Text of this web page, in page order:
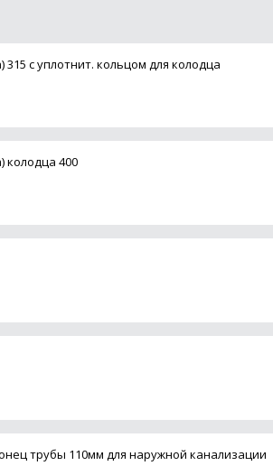
с уплотнит. кольцом для колодца
колодца 400
трубы 110мм для наружной канализации